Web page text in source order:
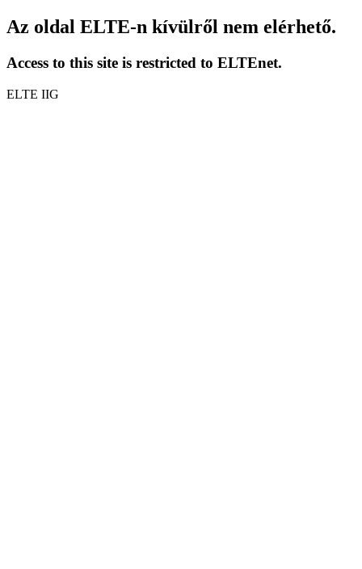
Az oldal ELTE-n kívülről nem elérhető.
Access to this site is restricted to ELTEnet.
ELTE IIG